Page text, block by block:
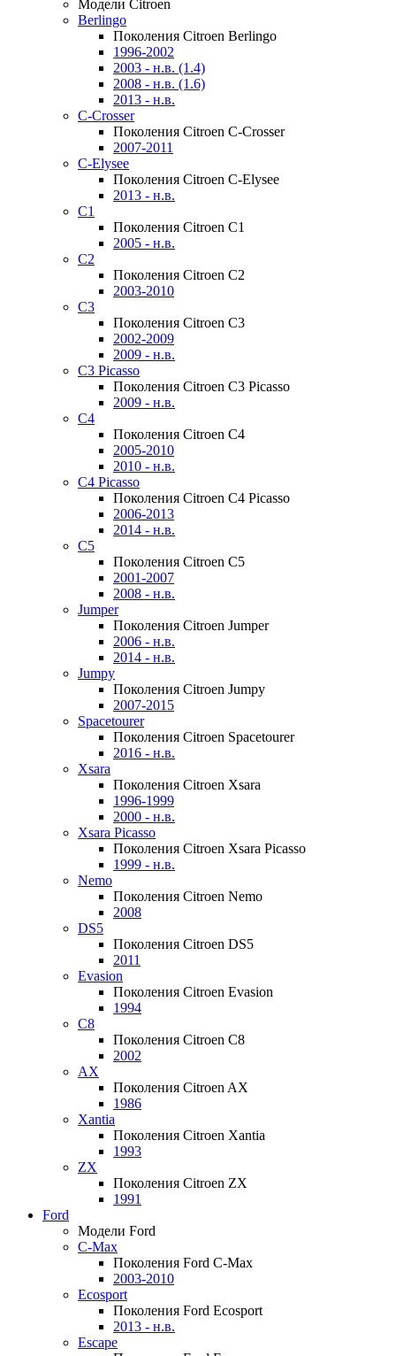
Модели Citroen
Berlingo
Поколения Citroen Berlingo
1996-2002
2003 - н.в. (1.4)
2008 - н.в. (1.6)
2013 - н.в.
C-Crosser
Поколения Citroen C-Crosser
2007-2011
C-Elysee
Поколения Citroen C-Elysee
2013 - н.в.
C1
Поколения Citroen C1
2005 - н.в.
C2
Поколения Citroen C2
2003-2010
C3
Поколения Citroen C3
2002-2009
2009 - н.в.
C3 Picasso
Поколения Citroen C3 Picasso
2009 - н.в.
C4
Поколения Citroen C4
2005-2010
2010 - н.в.
C4 Picasso
Поколения Citroen C4 Picasso
2006-2013
2014 - н.в.
C5
Поколения Citroen C5
2001-2007
2008 - н.в.
Jumper
Поколения Citroen Jumper
2006 - н.в.
2014 - н.в.
Jumpy
Поколения Citroen Jumpy
2007-2015
Spacetourer
Поколения Citroen Spacetourer
2016 - н.в.
Xsara
Поколения Citroen Xsara
1996-1999
2000 - н.в.
Xsara Picasso
Поколения Citroen Xsara Picasso
1999 - н.в.
Nemo
Поколения Citroen Nemo
2008
DS5
Поколения Citroen DS5
2011
Evasion
Поколения Citroen Evasion
1994
C8
Поколения Citroen C8
2002
AX
Поколения Citroen AX
1986
Xantia
Поколения Citroen Xantia
1993
ZX
Поколения Citroen ZX
1991
Ford
Модели Ford
C-Max
Поколения Ford C-Max
2003-2010
Ecosport
Поколения Ford Ecosport
2013 - н.в.
Escape